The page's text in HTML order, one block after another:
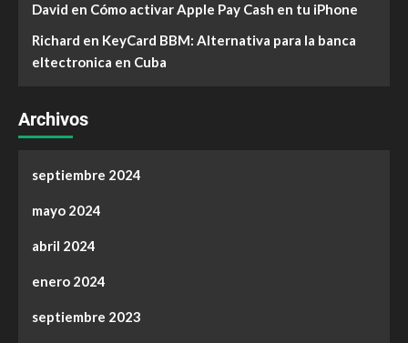
David en Cómo activar Apple Pay Cash en tu iPhone
Richard en KeyCard BBM: Alternativa para la banca
eltectronica en Cuba
Archivos
septiembre 2024
mayo 2024
abril 2024
enero 2024
septiembre 2023